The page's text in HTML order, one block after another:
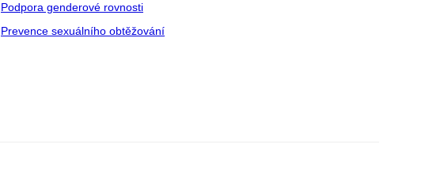
Podpora genderové rovnosti
Prevence sexuálního obtěžování